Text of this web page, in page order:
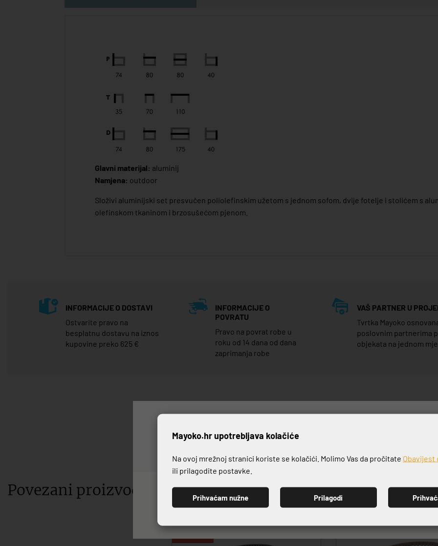
Glavni materijal: aluminij
Namjena: outdoor
Složivi aluminijski set presvučen poliolefinskim užetom s jednom sofom, dvije fotelje i stolićem s
olefinskom tkaninom i brzosušećom pjenom.
INFORMACIJE O DOSTAVI
Ostvarite pravo na
besplatnu dostavu na iznos
kupovine preko 625 €
INFORMACIJE O
POVRATU
Pravo na povrat robe u
roku od 14 dana od dana
zaprimanja robe
VAŠ PARTNER U
Tvrtka Mayoko
poslovnim partnerima
objekata na jednom
Povezani proizvodi
Prijavite se na naš
PRIJAVI SE
Mayoko.hr upotrebljava kolačiće
Na ovoj mrežnoj stranici koriste se kolačići. Molimo Vas da pročitate Obavijest
ili prilagodite postavke.
Prihvaćam nužne Prilagodi